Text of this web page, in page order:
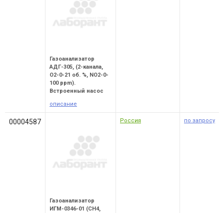
Газоанализатор
АДГ-305, (2-канала,
O2-0-21 об. %, NO2-0-
100 ppm).
Встроенный насос
описание
00004587
Газоанализатор
ИГМ-0346-01 (CH4,
Россия по запросу